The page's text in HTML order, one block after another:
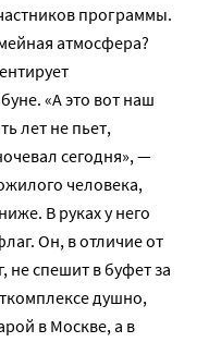
программы.
атмосфера?
«А это вот наш
лет не пьет,
сегодня», —
человека,
В руках у него
Он, в отличие от
не спешит в буфет за
душно,
в Москве, а в